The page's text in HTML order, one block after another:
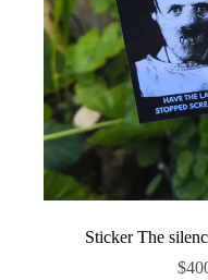
Sticker The
$